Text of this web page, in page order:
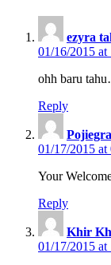
ezyra
01/16/2015 at
ohh baru
Reply
01/17/2015 at
Your
Reply
Khir
01/17/2015 at